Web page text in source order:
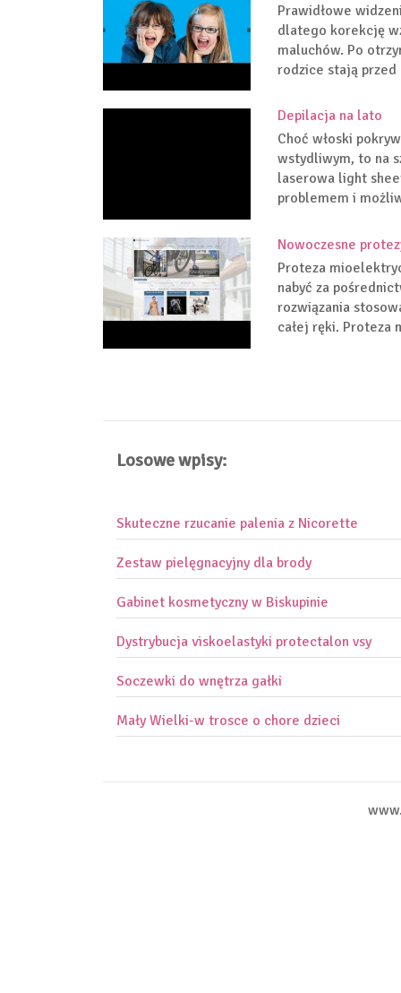
Prawidłowe
dlatego korekcję
maluchów. Po
rodzice stają
Depilacja na lato
Choć włoski
wstydliwym, to na
laserowa light
problemem i
Nowoczesne
Proteza
nabyć za
rozwiązania
całej ręki. Proteza
Losowe wpisy:
Skuteczne rzucanie palenia z Nicorette
Zestaw pielęgnacyjny dla brody
Gabinet kosmetyczny w Biskupinie
Dystrybucja viskoelastyki protectalon vsy
Soczewki do wnętrza gałki
Mały Wielki-w trosce o chore dzieci